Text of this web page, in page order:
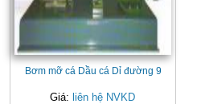
Bơm mỡ cá Dầu cá Dỉ đường 9
Giá: liên hệ NVKD